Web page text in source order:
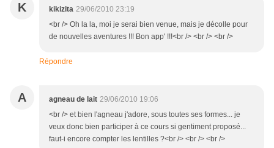
K kikizita 29/06/2010 23:19
<br /> Oh la la, moi je serai bien venue, mais je décolle pour
de nouvelles aventures !!! Bon app' !!!<br /> <br /> <br />
Répondre
A agneau de lait 29/06/2010 19:06
<br /> et bien l'agneau j'adore, sous toutes ses formes... je
veux donc bien participer à ce cours si gentiment proposé...
faut-i encore compter les lentilles ?<br /> <br /> <br />